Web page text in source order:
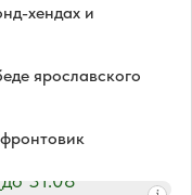
хендах и
ярославского